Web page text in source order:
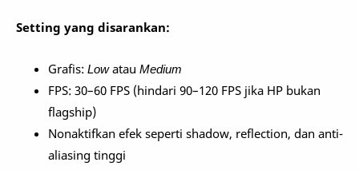
Setting yang disarankan:
Grafis: Lowatau Medium
FPS: 30–60 FPS (hindari 90–120 FPS jika HP bukan
flagship)
Nonaktifkan efek seperti shadow, reflection, dan anti-
aliasing tinggi